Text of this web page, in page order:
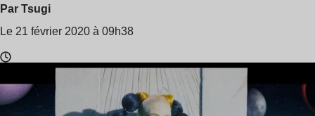
Par Tsugi
Le 21 février 2020 à 09h38
de
lecture